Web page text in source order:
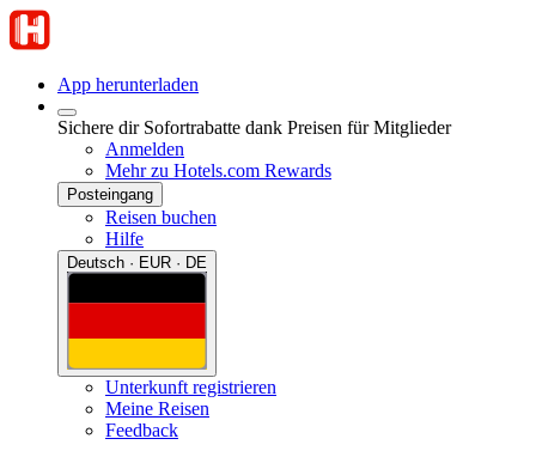
App herunterladen
Sichere dir Sofortrabatte dank Preisen für Mitglieder
Anmelden
Mehr zu Hotels.com Rewards
Posteingang
Reisen buchen
Hilfe
Deutsch · EUR · DE
Unterkunft registrieren
Meine Reisen
Feedback